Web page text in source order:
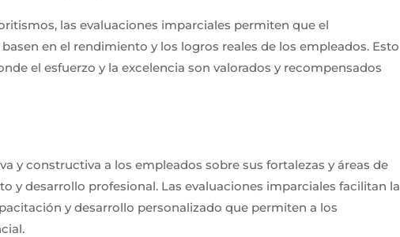
las evaluaciones imparciales permiten que el
en el rendimiento y los logros reales de los empleados. Esto
el esfuerzo y la excelencia son valorados y recompensados
y constructiva a los empleados sobre sus fortalezas y áreas de
y desarrollo profesional. Las evaluaciones imparciales facilitan la
y desarrollo personalizado que permiten a los